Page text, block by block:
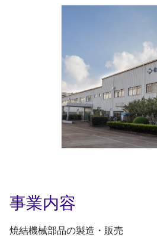
事業内容
焼結機械部品の製造・販売